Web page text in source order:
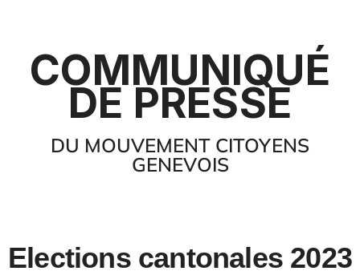
COMMUNIQUÉ
DE PRESSE
DU MOUVEMENT CITOYENS
GENEVOIS
Elections cantonales 2023